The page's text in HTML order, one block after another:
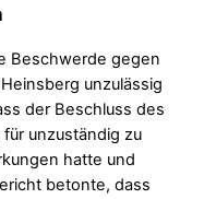
Beschwerde gegen
unzulässig
der Beschluss des
unzuständig zu
hatte und
betonte, dass